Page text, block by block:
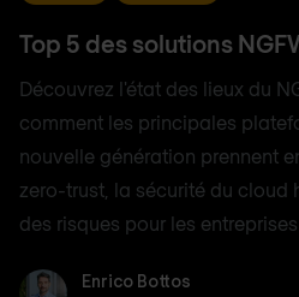
Top 5 des solutions
Découvrez l'état des lieux du
comment les principales
nouvelle génération prennent
zero-trust, la sécurité du cloud
des risques pour les
Enrico BottosEnrico Bottos